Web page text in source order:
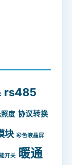
rs485
度 协议转换
块 彩色液晶屏
开关 暖通